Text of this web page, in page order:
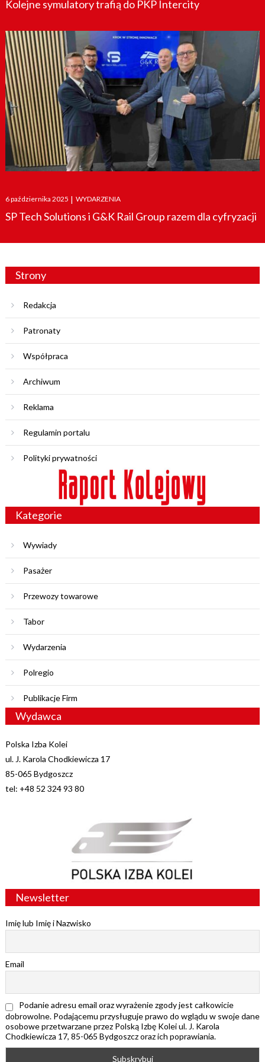
Kolejne symulatory trafią do PKP Intercity
Posted
on
6 października 2025 | WYDARZENIA
SP Tech Solutions i G&K Rail Group razem dla cyfryzacji
Strony
Redakcja
Patronaty
Współpraca
Archiwum
Reklama
Regulamin portalu
Polityki prywatności
Kategorie
Wywiady
Pasażer
Przewozy towarowe
Tabor
Wydarzenia
Polregio
Publikacje Firm
Wydawca
Polska Izba Kolei
ul. J. Karola Chodkiewicza 17
85-065 Bydgoszcz
tel: +48 52 324 93 80
Newsletter
Imię lub Imię i Nazwisko
Email
Podanie adresu email oraz wyrażenie zgody jest całkowicie
dobrowolne. Podającemu przysługuje prawo do wglądu w swoje dane
osobowe przetwarzane przez Polską Izbę Kolei ul. J. Karola
Chodkiewicza 17, 85-065 Bydgoszcz oraz ich poprawiania.